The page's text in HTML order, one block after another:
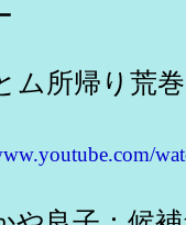
ム所帰り荒